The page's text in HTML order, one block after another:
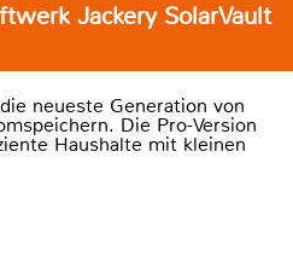
Jackery SolarVault
neueste Generation von
Die Pro-Version
Haushalte mit kleinen